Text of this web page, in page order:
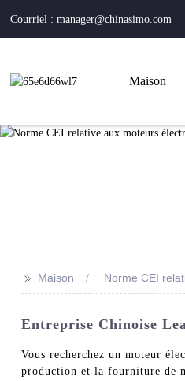
Courriel : manager@chinasimo.com
Maison
>> Maison Norme CEI
Entreprise Chinoise
Vous recherchez un moteur
production et la fourniture de